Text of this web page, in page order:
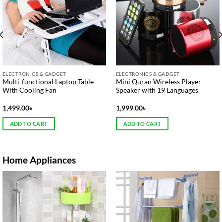
ELECTRONICS & GADGET
Multi-functional Laptop Table
With Cooling Fan
1,499.00৳
ADD TO CART
ELECTRONICS & GADGET
Mini Quran Wireless Player
Speaker with 19 Languages
1,999.00৳
ADD TO CART
Home Appliances